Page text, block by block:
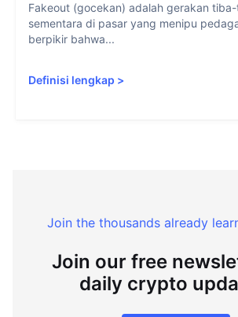
Fakeout (gocekan) adalah gerakan
sementara di pasar yang menipu
berpikir bahwa...
Definisi lengkap >
Join the thousands already
Join our free
daily crypto